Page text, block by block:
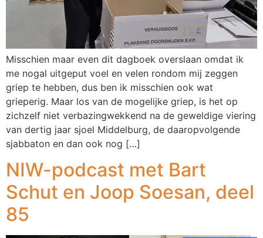
Misschien maar even dit dagboek overslaan omdat ik
me nogal uitgeput voel en velen rondom mij zeggen
griep te hebben, dus ben ik misschien ook wat
grieperig. Maar los van de mogelijke griep, is het op
zichzelf niet verbazingwekkend na de geweldige viering
van dertig jaar sjoel Middelburg, de daaropvolgende
sjabbaton en dan ook nog […]
NIW-podcast met Bart
Schut en Joop Soesan, deel
85